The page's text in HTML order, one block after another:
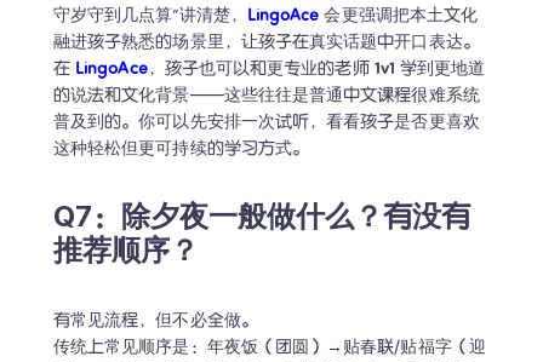
守岁守到几点算”讲清楚， LingoAce 会更强调把本土文化
融进孩子熟悉的场景里，让孩子在真实话题中开口表达。
在 LingoAce，孩子也可以和更专业的老师 1v1 学到更地道
的说法和文化背景——这些往往是普通中文课程很难系统
普及到的。你可以先安排一次试听，看看孩子是否更喜欢
这种轻松但更可持续的学习方式。
Q7：除夕夜一般做什么？有没有
推荐顺序？
有常见流程，但不必全做。
传统上常见顺序是：年夜饭（团圆）→贴春联/贴福字（迎